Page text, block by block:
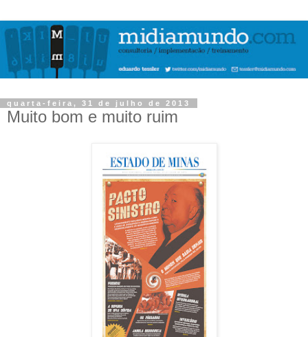
quarta-feira, 31 de julho de 2013
Muito bom e muito ruim